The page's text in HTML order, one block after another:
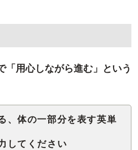
「用心しながら進む」という
、体の一部分を表す英単
してください